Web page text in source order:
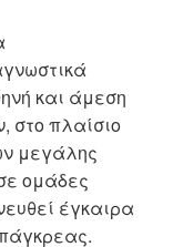
και άμεση
στο πλαίσιο
μεγάλης
ομάδες
έγκαιρα